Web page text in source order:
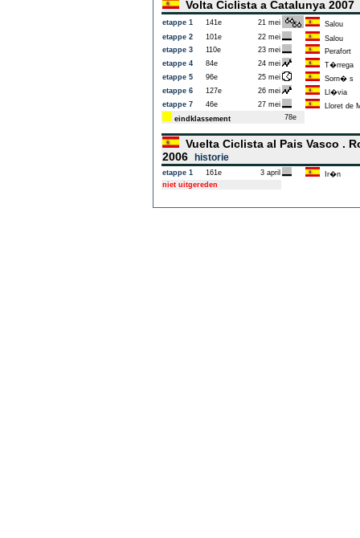
Volta Ciclista a Catalunya 2007
etappe 1 141e 21 mei
Salou
etappe 2
101e 22 mei
Salou
etappe 3
110e 23 mei
Perafort
etappe 4
84e 24 mei
T�rrega
etappe 5
96e 25 mei
Sorn� s
etappe 6
127e 26 mei
Ll�via
etappe 7
46e 27 mei
Lloret de
eindklassement
78e
Vuelta Ciclista al Pais Vasco .
2006
historie
etappe 1 161e 3 april
Ir�n
niet uitgereden